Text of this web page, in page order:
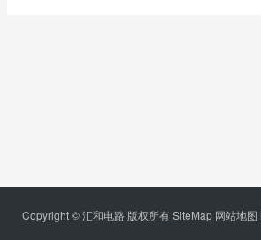
Copyright © 汇和电路 版权所有SiteMap 网站地图